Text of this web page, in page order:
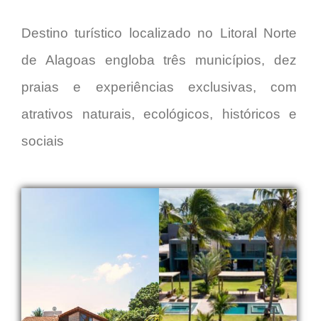
Destino turístico localizado no Litoral Norte
de Alagoas engloba três municípios, dez
praias e experiências exclusivas, com
atrativos naturais, ecológicos, históricos e
sociais